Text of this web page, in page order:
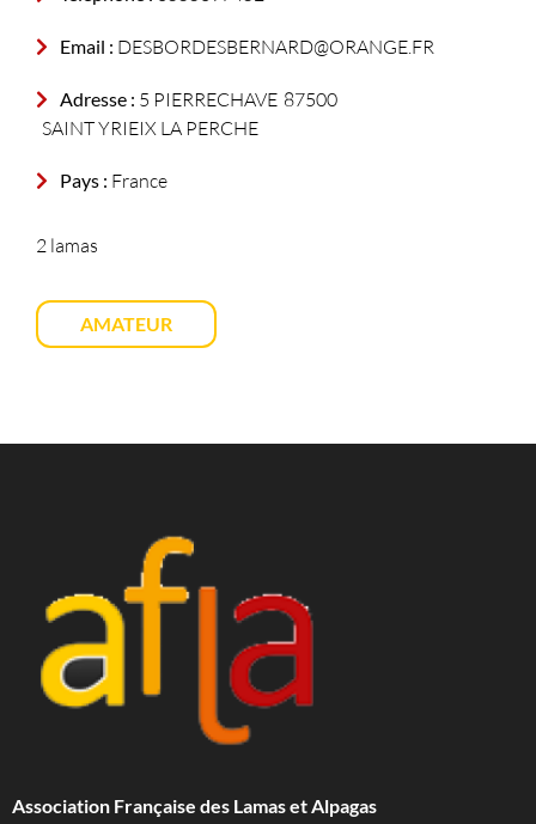
Email : DESBORDESBERNARD@ORANGE.FR
Adresse : 5 PIERRECHAVE 87500
SAINT YRIEIX LA PERCHE
Pays : France
2 lamas
AMATEUR
Association Française des Lamas et Alpagas